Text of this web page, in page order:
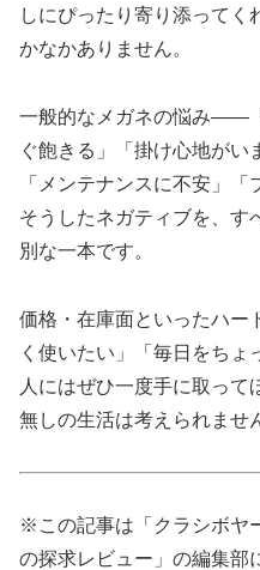
しにぴったり寄り添ってく
かなかありません。
一般的なメガネの悩み——
ぐ飽きる」「掛け心地がい
「メンテナンスに不安」
そうしたネガティブを、す
別な一本です。
価格・在庫面といったハー
く使いたい」「毎日をちょ
人にはぜひ一度手に取って
無しの生活は考えられませ
※この記事は「クラシボヤ
の探求レビュー」の編集部